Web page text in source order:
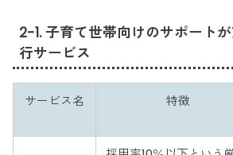
2-1. 子育て世帯向けのサポート
行サービス
サービス名 特徴